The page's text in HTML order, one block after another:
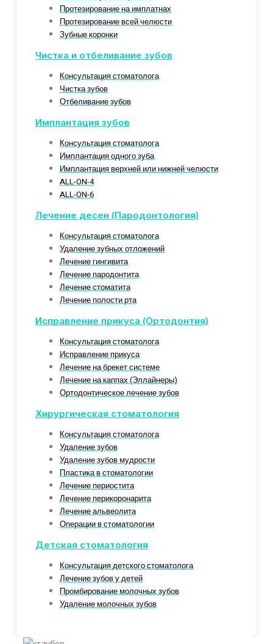
Протезирование на имплатнах
Протезирование всей челюсти
Зубные коронки
Чистка и отбеливание зубов
Консультация стоматолога
Чистка зубов
Отбеливание зубов
Имплантация зубов
Консультация стоматолога
Имплантация одного зуба
Имплантация верхней или нижней челюсти
ALL-ON-4
ALL-ON-6
Лечение десен (Пародонтология)
Консультация стоматолога
Удаление зубных отложений
Лечение гингивита
Лечение пародонтита
Лечение стоматита
Лечение полости рта
Исправление прикуса (Ортодонтия)
Консультация стоматолога
Исправление прикуса
Лечение на брекет системе
Лечение на каппах (Эллайнеры)
Ортодонтическое лечение зубов
Хирургическая стоматология
Консультация стоматолога
Удаление зубов
Удаление зубов мудрости
Пластика в стоматологии
Лечение периостита
Лечение перикоронарита
Лечение альвеолита
Операции в стоматологии
Детская стоматология
Консультация детского стоматолога
Лечение зубов у детей
Промбирование молочных зубов
Удаление молочных зубов